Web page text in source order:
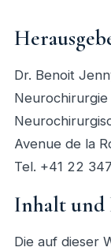
Dr. Benoit
Avenue de la
Tel. +41 22
Inhalt und
Die auf dieser